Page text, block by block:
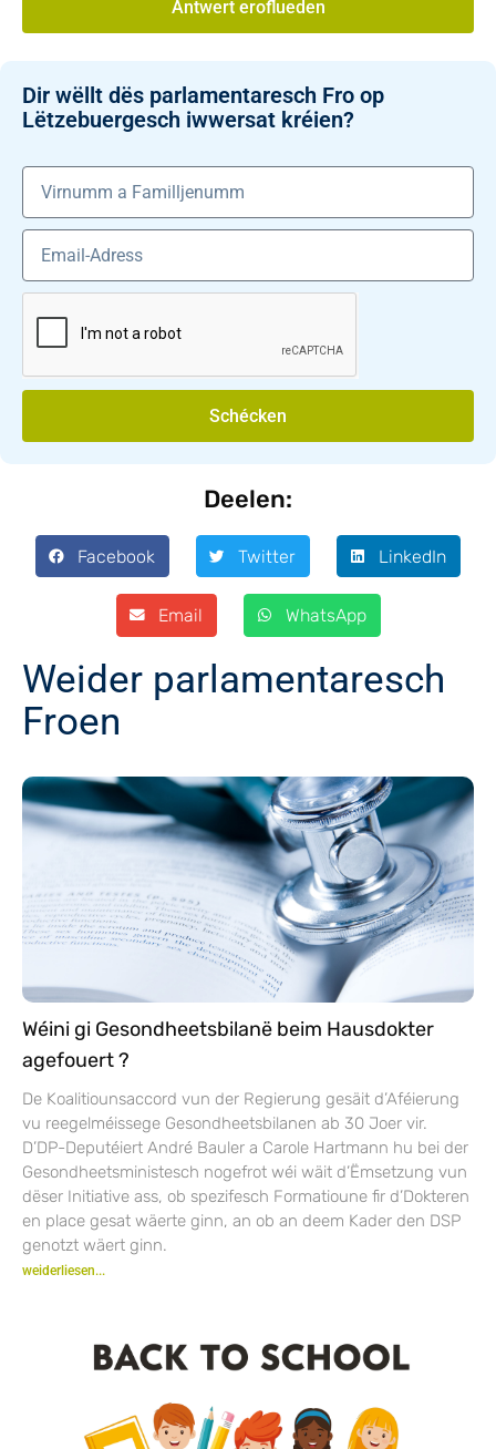
Äntwert eroflueden
Dir wëllt dës parlamentaresch Fro op
Lëtzebuergesch iwwersat kréien?
Schécken
Deelen:
Facebook Twitter LinkedIn
Email WhatsApp
Weider parlamentaresch
Froen
Wéini gi Gesondheetsbilanë beim Hausdokter
agefouert ?
De Koalitiounsaccord vun der Regierung gesäit d’Aféierung
vu reegelméissege Gesondheetsbilanen ab 30 Joer vir.
D’DP-Deputéiert André Bauler a Carole Hartmann hu bei der
Gesondheetsministesch nogefrot wéi wäit d’Ëmsetzung vun
dëser Initiative ass, ob spezifesch Formatioune fir d’Dokteren
en place gesat wäerte ginn, an ob an deem Kader den DSP
genotzt wäert ginn.
weiderliesen...